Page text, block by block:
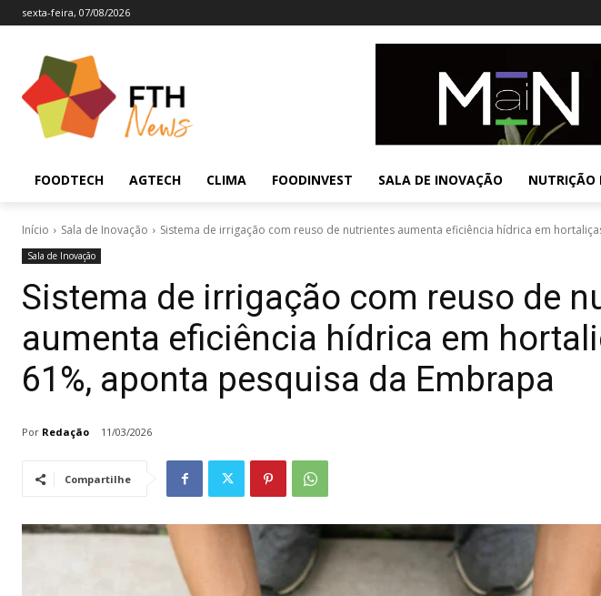
sexta-feira, 07/08/2026
FOODTECH AGTECH CLIMA FOODINVEST SALA DE INOVAÇÃO NUTRIÇÃO
Início Sala de Inovação Sistema de irrigação com reuso de nutrientes aumenta eficiência hídrica em
Sala de Inovação
Sistema de irrigação com reuso de
aumenta eficiência hídrica em
61%, aponta pesquisa da Embrapa
Por Redação 11/03/2026
Compartilhe